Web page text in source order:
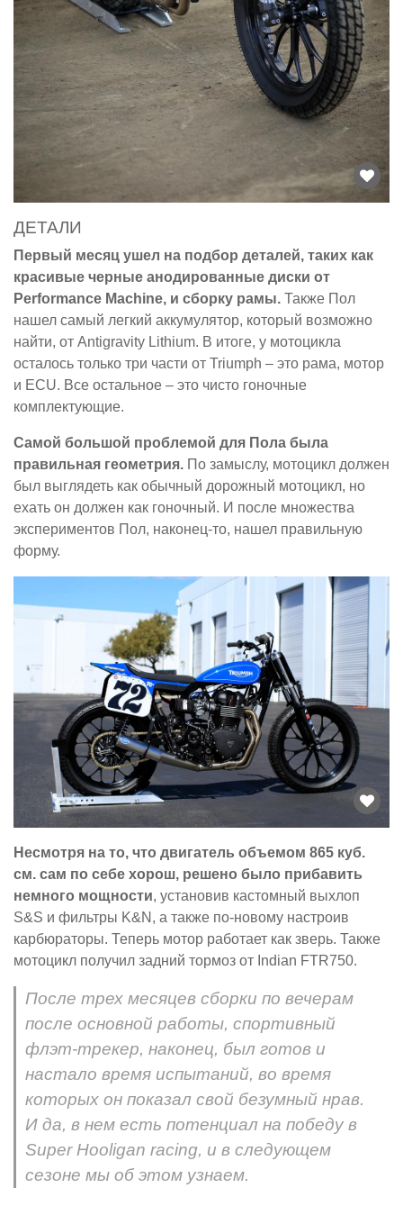
ДЕТАЛИ
Первый месяц ушел на подбор деталей, таких как
красивые черные анодированные диски от
Performance Machine, и сборку рамы. Также Пол
нашел самый легкий аккумулятор, который возможно
найти, от Antigravity Lithium. В итоге, у мотоцикла
осталось только три части от Triumph – это рама, мотор
и ECU. Все остальное – это чисто гоночные
комплектующие.
Самой большой проблемой для Пола была
правильная геометрия. По замыслу, мотоцикл должен
был выглядеть как обычный дорожный мотоцикл, но
ехать он должен как гоночный. И после множества
экспериментов Пол, наконец-то, нашел правильную
форму.
Несмотря на то, что двигатель объемом 865 куб.
см. сам по себе хорош, решено было прибавить
немного мощности, установив кастомный выхлоп
S&S и фильтры K&N, а также по-новому настроив
карбюраторы. Теперь мотор работает как зверь. Также
мотоцикл получил задний тормоз от Indian FTR750.
После трех месяцев сборки по вечерам
после основной работы, спортивный
флэт-трекер, наконец, был готов и
настало время испытаний, во время
которых он показал свой безумный нрав.
И да, в нем есть потенциал на победу в
Super Hooligan racing, и в следующем
сезоне мы об этом узнаем.